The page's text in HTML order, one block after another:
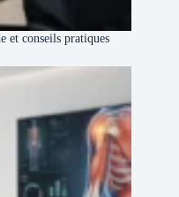
et conseils pratiques